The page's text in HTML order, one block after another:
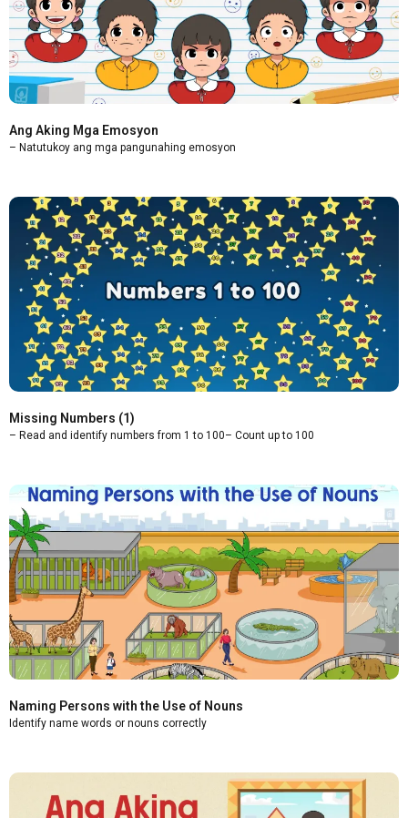
Ang Aking Mga Emosyon
– Natutukoy ang mga pangunahing emosyon
Missing Numbers (1)
– Read and identify numbers from 1 to 100– Count up to 100
Naming Persons with the Use of Nouns
Identify name words or nouns correctly